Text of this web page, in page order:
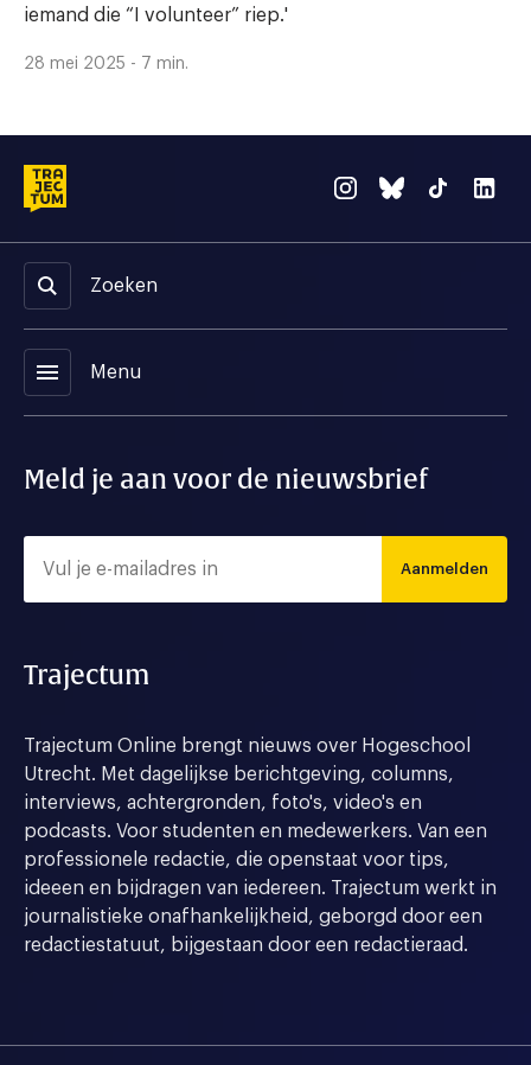
iemand die “I volunteer” riep.'
28 mei 2025 - 7 min.
Zoeken
menu Menu
Meld je aan voor de nieuwsbrief
Aanmelden
Trajectum
Trajectum Online brengt nieuws over Hogeschool
Utrecht. Met dagelijkse berichtgeving, columns,
interviews, achtergronden, foto's, video's en
podcasts. Voor studenten en medewerkers. Van een
professionele redactie, die openstaat voor tips,
ideeen en bijdragen van iedereen. Trajectum werkt in
journalistieke onafhankelijkheid, geborgd door een
redactiestatuut, bijgestaan door een redactieraad.